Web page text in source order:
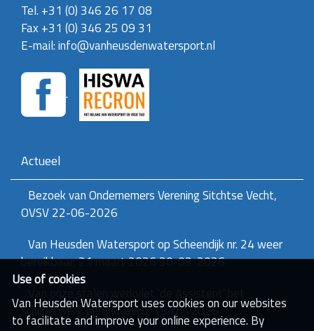
Tel. +31 (0) 346 26 17 08
Fax +31 (0) 346 25 09 31
E-mail: info@vanheusdenwatersport.nl
.
Actueel
Bezoek van Ondernemers Verening Sitchtse Vecht,
OVSV22-06-2026
Van Heusden Watersport op Scheendijk nr. 24 weer
bereikbaar, 21 maart 202630-03-2026
schilderwerk gerenoveerd.19-02-2026
Use of cookies
Van Heusden Watersport uses cookies on our websites
to facilitate and improve your online experience. By